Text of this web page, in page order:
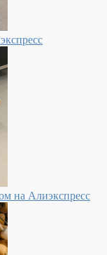
на Алиэкспресс